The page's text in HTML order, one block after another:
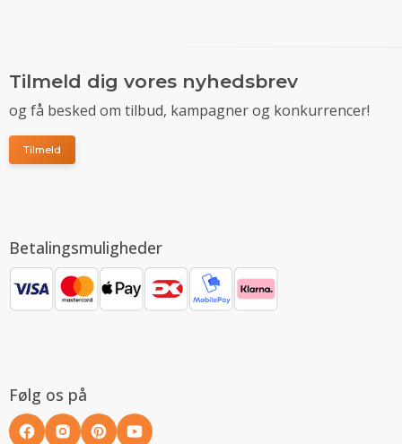
Tilmeld dig vores nyhedsbrev
og få besked om tilbud, kampagner og konkurrencer!
Tilmeld
Betalingsmuligheder
Følg os på